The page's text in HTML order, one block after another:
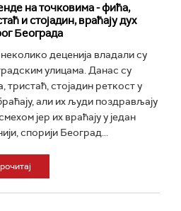
на точковима - фића,
и стојадин, враћају дух
Београда
деценија владали су
улицама. Данас су
тристаћ, стојадин реткост у
али их људи поздрављају
јер их враћају у један
спорији Београд...